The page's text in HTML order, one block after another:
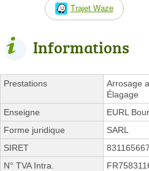
Trajet Waze
Informations
Prestations
Arrosage
Élagage
Enseigne
EURL
Forme juridique
SARL
SIRET
N° TVA Intra.